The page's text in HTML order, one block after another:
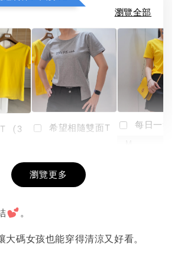
瀏覽全部
T (3
+
希望相隨雙面T
NT$ 190
-
每日一笑
瀏覽更多
。
碼女孩也能穿得清涼又好看。